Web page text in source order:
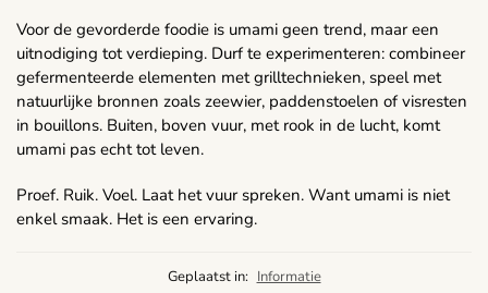
Voor de gevorderde foodie is umami geen trend, maar een
uitnodiging tot verdieping. Durf te experimenteren: combineer
gefermenteerde elementen met grilltechnieken, speel met
natuurlijke bronnen zoals zeewier, paddenstoelen of visresten
in bouillons. Buiten, boven vuur, met rook in de lucht, komt
umami pas echt tot leven.
Proef. Ruik. Voel. Laat het vuur spreken. Want umami is niet
enkel smaak. Het is een ervaring.
Geplaatst in: Informatie